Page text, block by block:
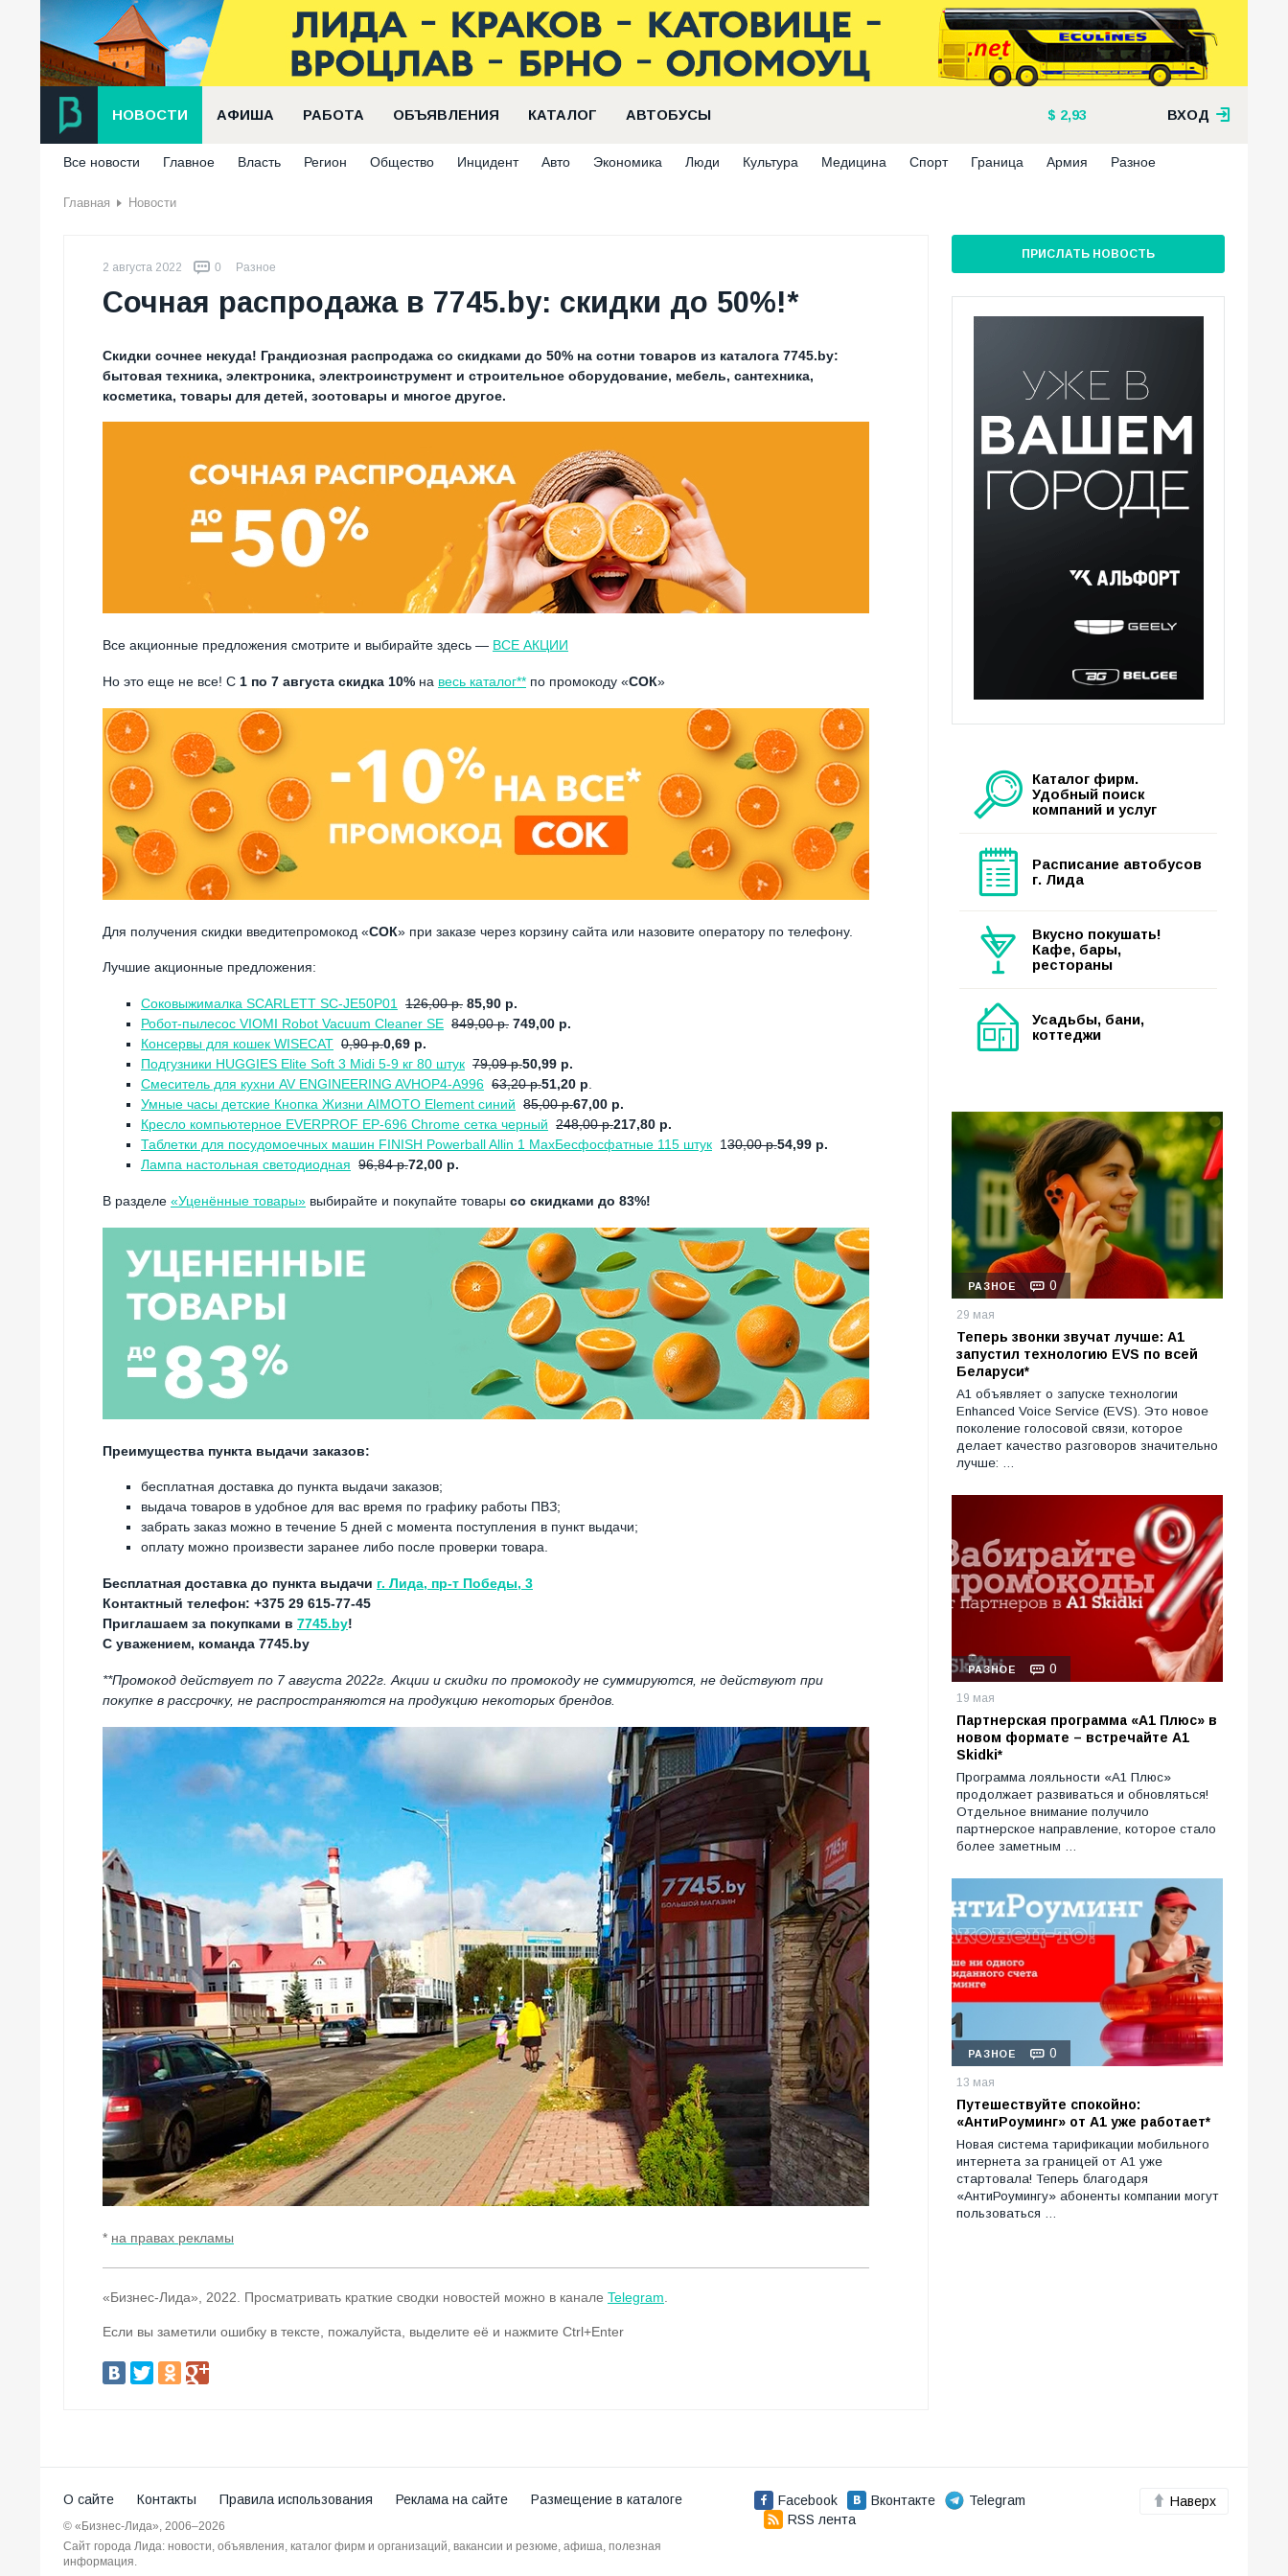
НОВОСТИ АФИША РАБОТА ОБЪЯВЛЕНИЯ КАТАЛОГ АВТОБУСЫ 2,93 ВХОД
Все новости Главное Власть Регион Общество Инцидент Авто Экономика Люди Культура Медицина Спорт Граница Армия Разное
Главная Новости
2 августа 2022 0 Разное
Сочная распродажа в 7745.by: скидки до 50%!*
Скидки сочнее некуда! Грандиозная распродажа со скидками до 50% на сотни товаров из каталога 7745.by:
бытовая техника, электроника, электроинструмент и строительное оборудование, мебель, сантехника,
косметика, товары для детей, зоотовары и многое другое.
Все акционные предложения смотрите и выбирайте здесь — ВСЕ АКЦИИ
Но это еще не все! С 1 по 7 августа скидка 10% на весь каталог** по промокоду «СОК»
Для получения скидки введитепромокод «СОК» при заказе через корзину сайта или назовите оператору по телефону.
Лучшие акционные предложения:
Соковыжималка SCARLETT SC-JE50P01 126,00 р. 85,90 р.
Робот-пылесос VIOMI Robot Vacuum Cleaner SE 849,00 р. 749,00 р.
Консервы для кошек WISECAT 0,90 р.0,69 р.
Подгузники HUGGIES Elite Soft 3 Midi 5-9 кг 80 штук 79,09 р.50,99 р.
Смеситель для кухни AV ENGINEERING AVHOP4-A996 63,20 р.51,20 р.
Умные часы детские Кнопка Жизни AIMOTO Element синий 85,00 р.67,00 р.
Кресло компьютерное EVERPROF EP-696 Chrome сетка черный 248,00 р.217,80 р.
Таблетки для посудомоечных машин FINISH Powerball Allin 1 MaxБесфосфатные 115 штук 130,00 р.54,99 р.
Лампа настольная светодиодная 96,84 р.72,00 р.
В разделе «Уценённые товары» выбирайте и покупайте товары со скидками до 83%!
Преимущества пункта выдачи заказов:
бесплатная доставка до пункта выдачи заказов;
выдача товаров в удобное для вас время по графику работы ПВЗ;
забрать заказ можно в течение 5 дней с момента поступления в пункт выдачи;
оплату можно произвести заранее либо после проверки товара.
Бесплатная доставка до пункта выдачи г. Лида, пр-т Победы, 3
Контактный телефон: +375 29 615-77-45
Приглашаем за покупками в 7745.by!
С уважением, команда 7745.by
**Промокод действует по 7 августа 2022г. Акции и скидки по промокоду не суммируются, не действуют при
покупке в рассрочку, не распространяются на продукцию некоторых брендов.
* на правах рекламы
«Бизнес-Лида», 2022. Просматривать краткие сводки новостей можно в канале Telegram
Если вы заметили ошибку в тексте, пожалуйста, выделите её и нажмите Ctrl+Enter
ПРИСЛАТЬ НОВОСТЬ
Каталог фирм.
Удобный поиск
компаний и услуг
Расписание автобусов
г. Лида
Вкусно покушать!
Кафе, бары,
рестораны
Усадьбы, бани,
коттеджи
РАЗНОЕ 0
29 мая
Теперь звонки звучат лучше: А1
запустил технологию EVS по всей
Беларуси*
А1 объявляет о запуске технологии
Enhanced Voice Service (EVS). Это новое
поколение голосовой связи, которое
делает качество разговоров значительно
лучше: …
РАЗНОЕ 0
19 мая
Партнерская программа «А1 Плюс» в
новом формате – встречайте A1
Skidki*
Программа лояльности «A1 Плюс»
продолжает развиваться и обновляться!
Отдельное внимание получило
партнерское направление, которое стало
более заметным …
РАЗНОЕ 0
13 мая
Путешествуйте спокойно:
«АнтиРоуминг» от A1 уже работает*
Новая система тарификации мобильного
интернета за границей от А1 уже
стартовала! Теперь благодаря
«АнтиРоумингу» абоненты компании могут
пользоваться …
О сайте Контакты Правила использования Реклама на сайте Размещение в каталоге
© «Бизнес-Лида», 2006–2026
Сайт города Лида: новости, объявления, каталог фирм и организаций, вакансии и резюме, афиша, полезная
информация.
Facebook Вконтакте
Telegram
RSS лента
Наверх